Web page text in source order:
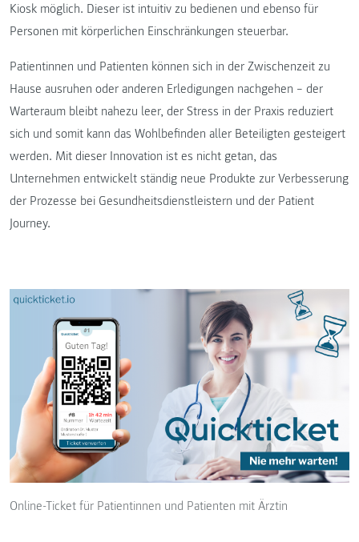
Kiosk möglich. Dieser ist intuitiv zu bedienen und ebenso für
Personen mit körperlichen Einschränkungen steuerbar.
Patientinnen und Patienten können sich in der Zwischenzeit zu
Hause ausruhen oder anderen Erledigungen nachgehen – der
Warteraum bleibt nahezu leer, der Stress in der Praxis reduziert
sich und somit kann das Wohlbefinden aller Beteiligten gesteigert
werden. Mit dieser Innovation ist es nicht getan, das
Unternehmen entwickelt ständig neue Produkte zur Verbesserung
der Prozesse bei Gesundheitsdienstleistern und der Patient
Journey.
Online-Ticket für Patientinnen und Patienten mit Ärztin